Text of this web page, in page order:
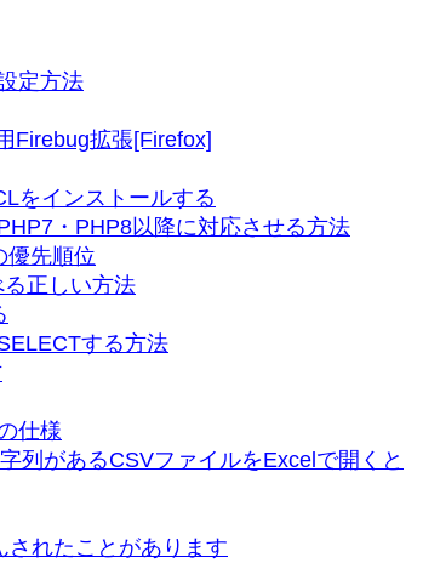
定方法
Firebug拡張[Firefox]
をインストールする
・PHP8以降に対応させる方法
優先順位
正しい方法
する方法
仕様
列があるCSVファイルをExcelで開くと
されたことがあります